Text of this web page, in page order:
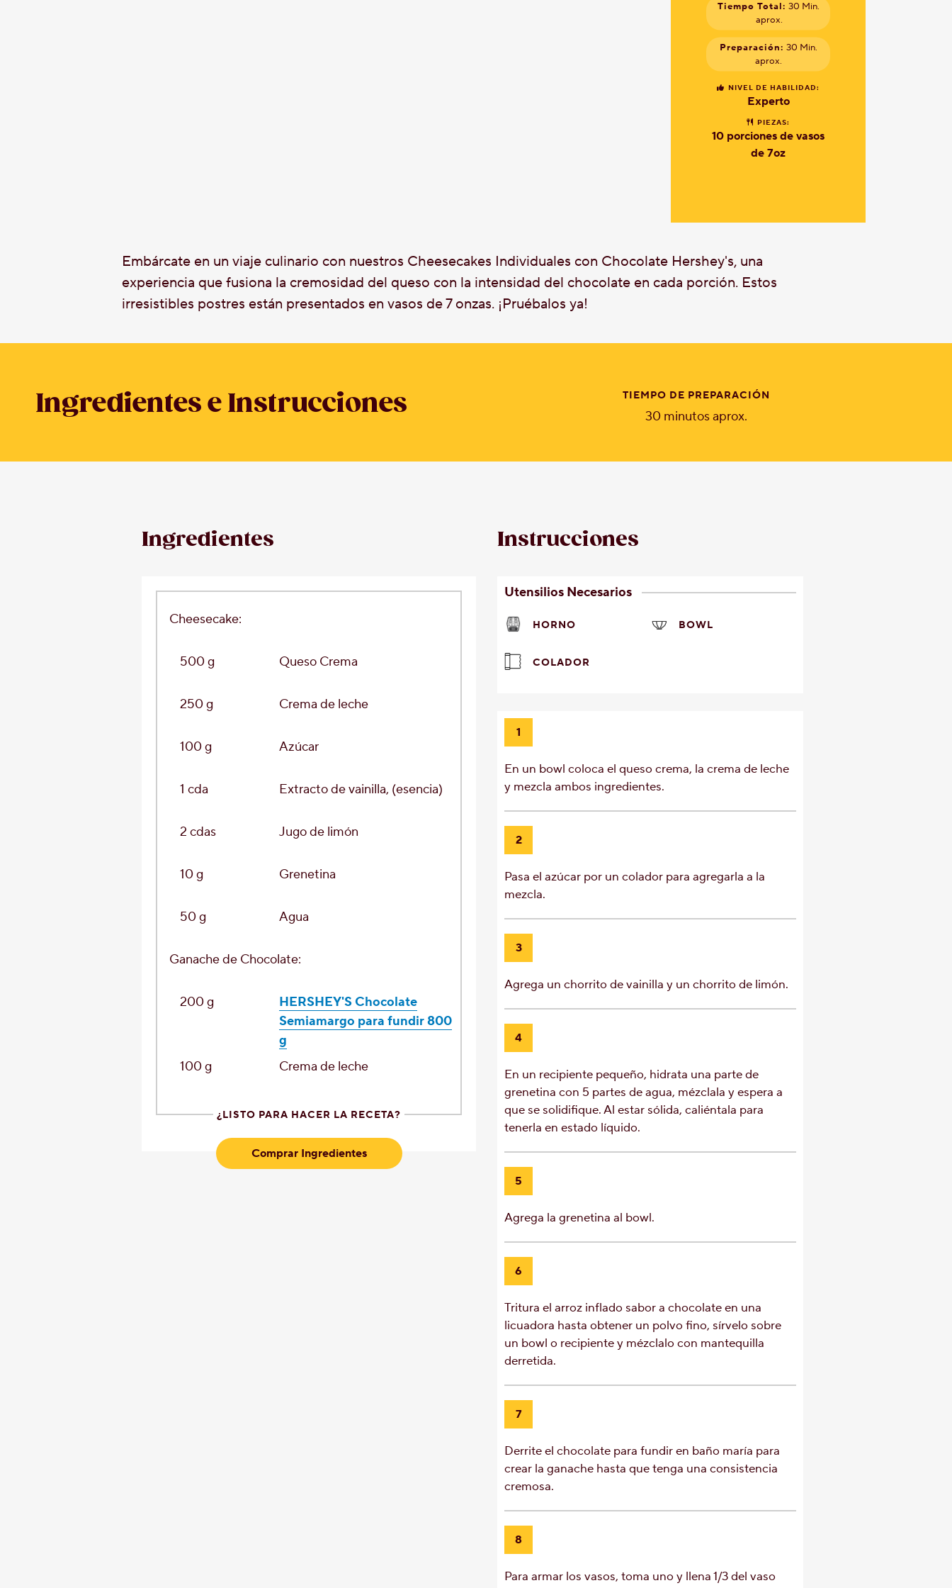
Tiempo Total: 30 Min.
aprox.
Preparación: 30 Min.
aprox.
NIVEL DE HABILIDAD:
Experto
PIEZAS:
10 porciones de vasos
de 7oz
Embárcate en un viaje culinario con nuestros Cheesecakes Individuales con Chocolate Hershey's, una
experiencia que fusiona la cremosidad del queso con la intensidad del chocolate en cada porción. Estos
irresistibles postres están presentados en vasos de 7 onzas. ¡Pruébalos ya!
Ingredientes e Instrucciones TIEMPO DE PREPARACIÓN
30 minutos aprox.
Ingredientes
Cheesecake:
500g Queso Crema
250g Crema de leche
100g Azúcar
1 cda Extracto de vainilla, (esencia)
2 cdas Jugo de limón
10g Grenetina
50g Agua
Ganache de Chocolate:
200g
HERSHEY'S Chocolate
Semiamargo para fundir 800
g
100g Crema de leche
¿LISTO PARA HACER LA RECETA?
Comprar Ingredientes
Instrucciones
Utensilios Necesarios
HORNO BOWL
COLADOR
1
En un bowl coloca el queso crema, la crema de leche
y mezcla ambos ingredientes.
2
Pasa el azúcar por un colador para agregarla a la
mezcla.
3
Agrega un chorrito de vainilla y un chorrito de limón.
4
En un recipiente pequeño, hidrata una parte de
grenetina con 5 partes de agua, mézclala y espera a
que se solidifique. Al estar sólida, caliéntala para
tenerla en estado líquido.
5
Agrega la grenetina al bowl.
6
Tritura el arroz inflado sabor a chocolate en una
licuadora hasta obtener un polvo fino, sírvelo sobre
un bowl o recipiente y mézclalo con mantequilla
derretida.
7
Derrite el chocolate para fundir en baño maría para
crear la ganache hasta que tenga una consistencia
cremosa.
8
Para armar los vasos, toma uno y llena 1/3 del vaso